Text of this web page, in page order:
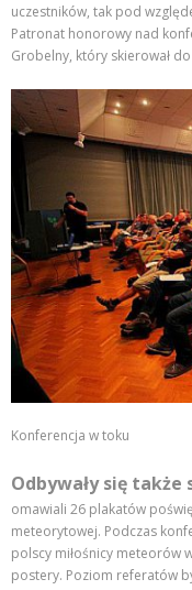
uczestników, tak pod
Patronat honorowy nad
Grobelny, który skierował
Konferencja w toku
Odbywały się
omawiali 26 plakatów
meteorytowej. Podczas
polscy miłośnicy meteorów
postery. Poziom referatów